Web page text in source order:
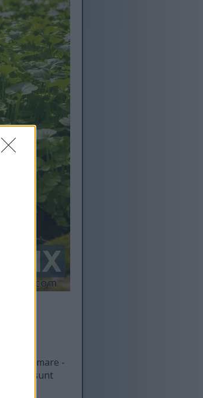
mai mare -
care sunt